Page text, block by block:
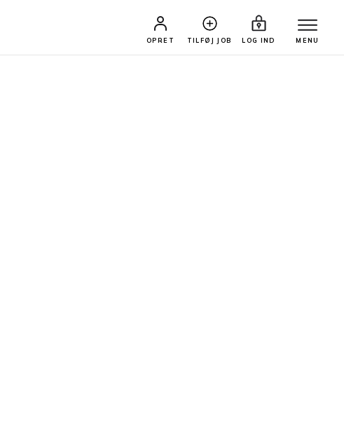
OPRET TILFØJ JOB LOG IND MENU